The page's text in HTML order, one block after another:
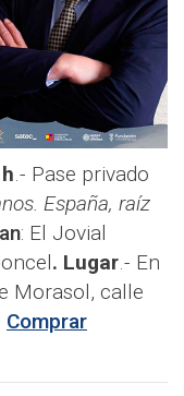
.- Pase privado
España, raíz
: El Jovial
. Lugar.- En
Morasol, calle
Comprar